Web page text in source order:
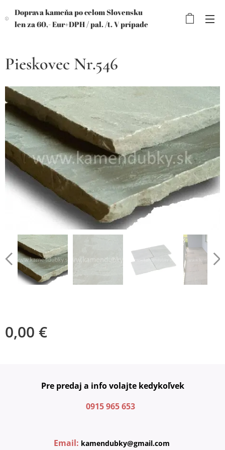
Doprava kameňa po celom Slovensku
len za 60,- Eur+DPH /pal. /t. V prípade
Pieskovec Nr.546
0,00 €
Pre predaj a info volajte kedykoľvek
0915 965 653
Email: kamendubky@gmail.com